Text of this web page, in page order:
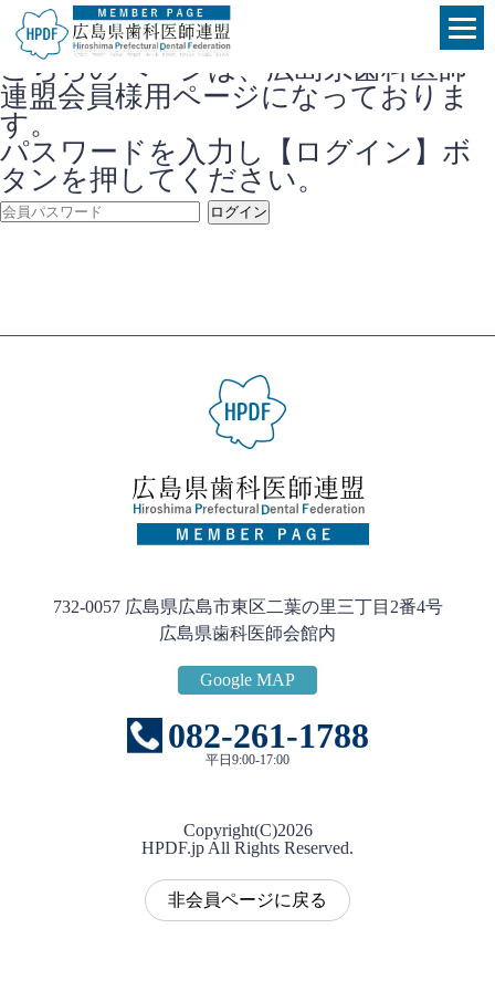
こちらのページは、広島県歯科医師
連盟会員様用ページになっておりま
す。
パスワードを入力し【ログイン】ボ
タンを押してください。
732-0057 広島県広島市東区二葉の里三丁目2番4号
広島県歯科医師会館内
Google MAP
082-261-1788
平日9:00-17:00
Copyright(C)2026
HPDF.jp All Rights Reserved.
非会員ページに戻る